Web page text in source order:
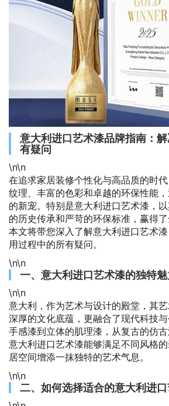
意大利进口艺术漆品牌指南：
有疑问
\n\n
在追求家居装修个性化与高品质的时
纹理、丰富的色彩和卓越的环保性能
的新宠。特别是意大利进口艺术漆，
的历史传承和严苛的环保标准，赢得了
本文将带您深入了解意大利进口艺术
用过程中的所有疑问。
\n\n
一、意大利进口艺术漆的独特魅
\n\n
意大利，作为艺术与设计的殿堂，其
深厚的文化底蕴，更融合了现代科技
手感漆到立体的肌理漆，从复古的仿古
意大利进口艺术漆能够满足不同风格
居空间增添一抹独特的艺术气息。
\n\n
二、如何选择适合的意大利进